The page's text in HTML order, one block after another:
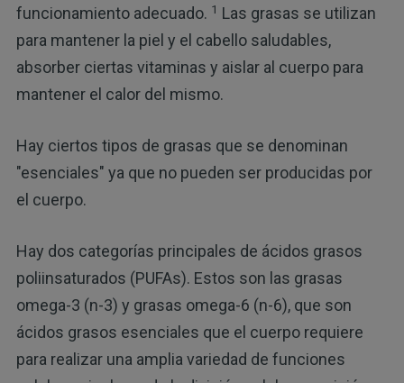
funcionamiento adecuado. 1 Las grasas se utilizan
para mantener la piel y el cabello saludables,
absorber ciertas vitaminas y aislar al cuerpo para
mantener el calor del mismo.
Hay ciertos tipos de grasas que se denominan
"esenciales" ya que no pueden ser producidas por
el cuerpo.
Hay dos categorías principales de ácidos grasos
poliinsaturados (PUFAs). Estos son las grasas
omega-3 (n-3) y grasas omega-6 (n-6), que son
ácidos grasos esenciales que el cuerpo requiere
para realizar una amplia variedad de funciones